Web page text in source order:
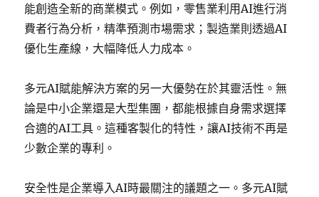
能創造全新的商業模式。例如，零售業利用AI進行消
費者行為分析，精準預測市場需求；製造業則透過AI
優化生產線，大幅降低人力成本。
多元AI賦能解決方案的另一大優勢在於其靈活性。無
論是中小企業還是大型集團，都能根據自身需求選擇
合適的AI工具。這種客製化的特性，讓AI技術不再是
少數企業的專利。
安全性是企業導入AI時最關注的議題之一。多元AI賦